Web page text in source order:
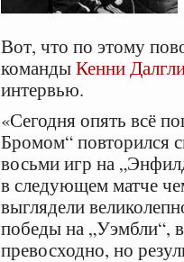
Вот, что по этому
командыКенни
интервью.
«Сегодня опять всё
Бромом“ повторился
восьми игр на
в следующем матче
выглядели
победы на „Уэмбли“,
превосходно, но